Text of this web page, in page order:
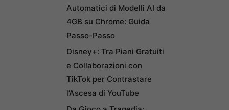
Automatici di Modelli AI da
4GB su Chrome: Guida
Passo-Passo
Disney+: Tra Piani Gratuiti
e Collaborazioni con
TikTok per Contrastare
l’Ascesa di YouTube